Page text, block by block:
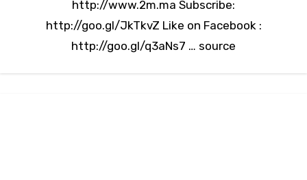
http://www.2m.ma Subscribe:
http://goo.gl/JkTkvZ Like on Facebook :
http://goo.gl/q3aNs7 … source